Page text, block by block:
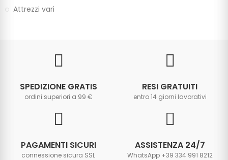
Attrezzi vari
SPEDIZIONE GRATIS
ordini superiori a 99 €
RESI GRATUITI
entro 14 giorni lavorativi
PAGAMENTI SICURI
connessione sicura SSL
ASSISTENZA 24/7
WhatsApp +39 334 991 8212